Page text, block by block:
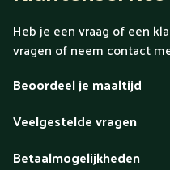
Heb je een vraag of een
vragen of neem contact
Beoordeel je maaltijd
Veelgestelde vragen
Betaalmogelijkheden